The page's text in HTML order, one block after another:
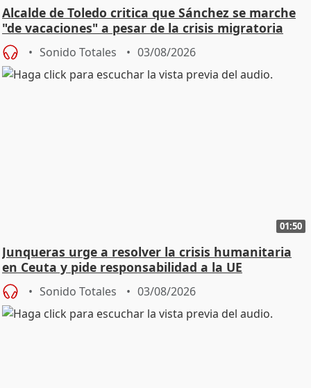
Alcalde de Toledo critica que Sánchez se marche
"de vacaciones" a pesar de la crisis migratoria
Sonido Totales 03/08/2026
01:50
Junqueras urge a resolver la crisis humanitaria
en Ceuta y pide responsabilidad a la UE
Sonido Totales 03/08/2026